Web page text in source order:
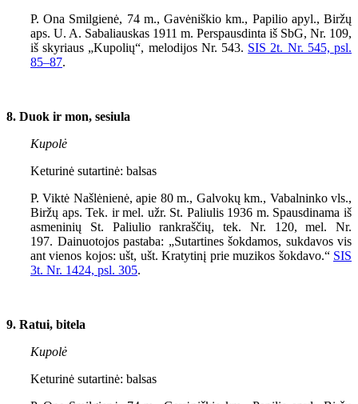
P. Ona Smilgienė, 74 m., Gavėniškio km., Papilio apyl., Biržų
aps. U. A. Sabaliauskas 1911 m. Perspausdinta iš SbG, Nr. 109,
iš skyriaus „Kupolių“, melodijos Nr. 543. SIS 2t. Nr. 545, psl.
85–87.
8. Duok ir mon, sesiula
Kupolė
Keturinė sutartinė: balsas
P. Viktė Našlėnienė, apie 80 m., Galvokų km., Vabalninko vls.,
Biržų aps. Tek. ir mel. užr. St. Paliulis 1936 m. Spausdinama iš
asmeninių St. Paliulio rankraščių, tek. Nr. 120, mel. Nr.
197. Dainuotojos pastaba: „Sutartines šokdamos, sukdavos vis
ant vienos kojos: ušt, ušt. Kratytinį prie muzikos šokdavo.“ SIS
3t. Nr. 1424, psl. 305.
9. Ratui, bitela
Kupolė
Keturinė sutartinė: balsas